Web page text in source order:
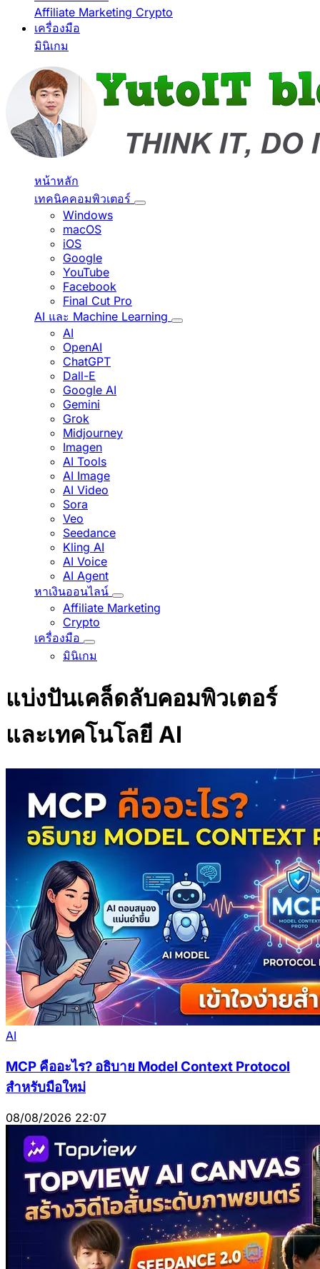
Affiliate Marketing Crypto
เครื่องมือ
มินิเกม
หน้าหลัก
เทคนิคคอมพิวเตอร์
Windows
macOS
iOS
Google
YouTube
Facebook
Final Cut Pro
AI และ Machine Learning
AI
OpenAI
ChatGPT
Dall-E
Google AI
Gemini
Grok
Midjourney
Imagen
AI Tools
AI Image
AI Video
Sora
Veo
Seedance
Kling AI
AI Voice
AI Agent
หาเงินออนไลน์
Affiliate Marketing
Crypto
เครื่องมือ
มินิเกม
แบ่งปันเคล็ดลับคอมพิวเตอร์
และเทคโนโลยี AI
AI
MCP คืออะไร? อธิบาย Model Context Protocol
สำหรับมือใหม่
08/08/2026 22:07